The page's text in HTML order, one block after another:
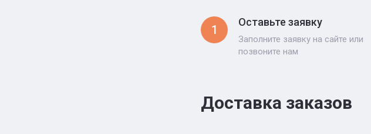
1
Оставьте заявку
Заполните заявку на сайте или
позвоните нам
Доставка заказов